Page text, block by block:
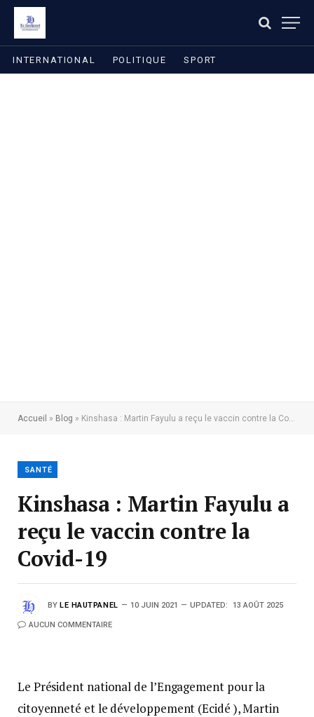
INTERNATIONAL POLITIQUE SPORT
Accueil » Blog » Kinshasa : Martin Fayulu a reçu le vaccin contre la Covid-19
SANTÉ
Kinshasa : Martin Fayulu a
reçu le vaccin contre la
Covid-19
BY LE HAUTPANEL 10 JUIN 2021 UPDATED: 13 AOÛT 2025
AUCUN COMMENTAIRE
Le Président national de l’Engagement pour la
citoyenneté et le développement (Ecidé ), Martin